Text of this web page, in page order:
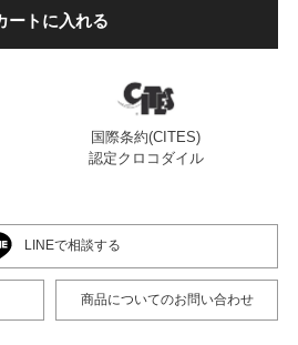
ートに入れる
国際条約(CITES)
認定クロコダイル
LINEで相談する
商品についてのお問い合わせ